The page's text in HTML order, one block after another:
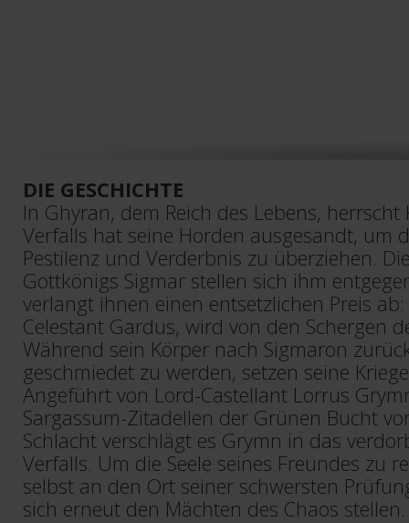
DIE GESCHICHTE
In Ghyran, dem Reich des Lebens, herrscht
Verfalls hat seine Horden ausgesandt, um
Pestilenz und Verderbnis zu überziehen.
Gottkönigs Sigmar stellen sich ihm
verlangt ihnen einen entsetzlichen Preis
Celestant Gardus, wird von den Schergen
Während sein Körper nach Sigmaron
geschmiedet zu werden, setzen seine
Angeführt von Lord-Castellant Lorrus
Sargassum-Zitadellen der Grünen Bucht
Schlacht verschlägt es Grymn in das
Verfalls. Um die Seele seines Freundes zu
selbst an den Ort seiner schwersten
sich erneut den Mächten des Chaos stellen.